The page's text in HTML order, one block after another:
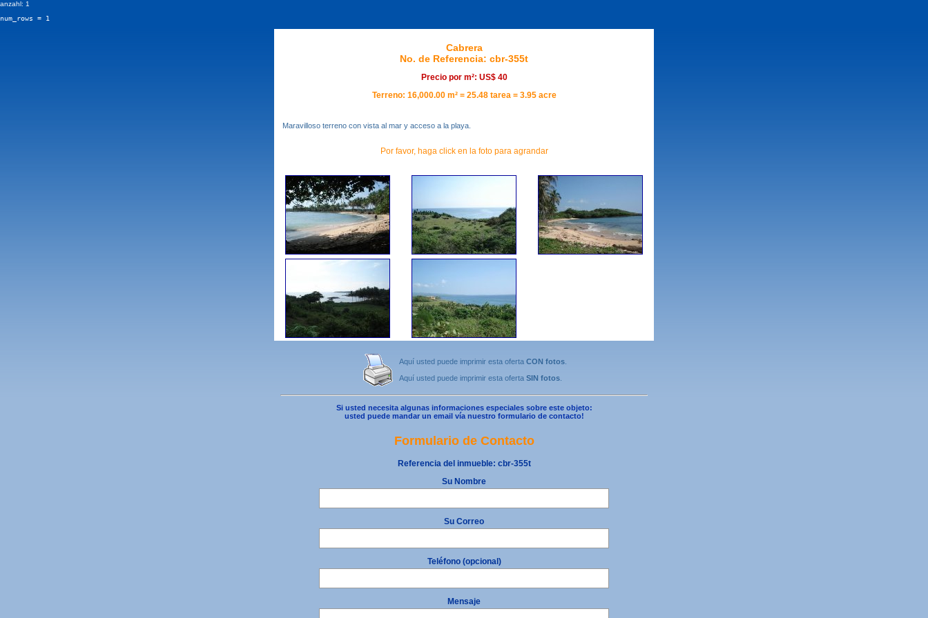
anzahl: 1
num_rows = 1
Cabrera
No. de Referencia: cbr-355t
Precio por m²: US$ 40
Terreno: 16,000.00 m² = 25.48 tarea = 3.95 acre
Maravilloso terreno con vista al mar y acceso a la playa.
Por favor, haga click en la foto para agrandar
Aquí usted puede imprimir esta oferta CON fotos
Aquí usted puede imprimir esta oferta SIN fotos
Si usted necesita algunas informaciones especiales sobre este objeto:
usted puede mandar un email vía nuestro formulario de contacto!
Formulario de Contacto
Referencia del inmueble: cbr-355t
Su Nombre
Su Correo
Teléfono (opcional)
Mensaje